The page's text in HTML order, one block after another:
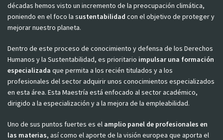
décadas hemos visto un incremento de la preocupación climática,
poniendo en el foco la sustentabilidad con el objetivo de proteger y
mejorar nuestro planeta.
Dentro de este proceso de conocimiento y defensa de los Derechos
Humanos y la Sustentabilidad, es prioritario impulsar una formación
especializada que permita a los recién titulados y a los
profesionales del sector adquirir unos conocimientos especializados
en esta área. Esta Maestría está enfocado al sector académico,
dirigido a la especialización y a la mejora de la empleabilidad.
Uno de sus puntos fuertes es el amplio panel de profesionales en
las materias, así como el aporte de la visión europea que aporta el